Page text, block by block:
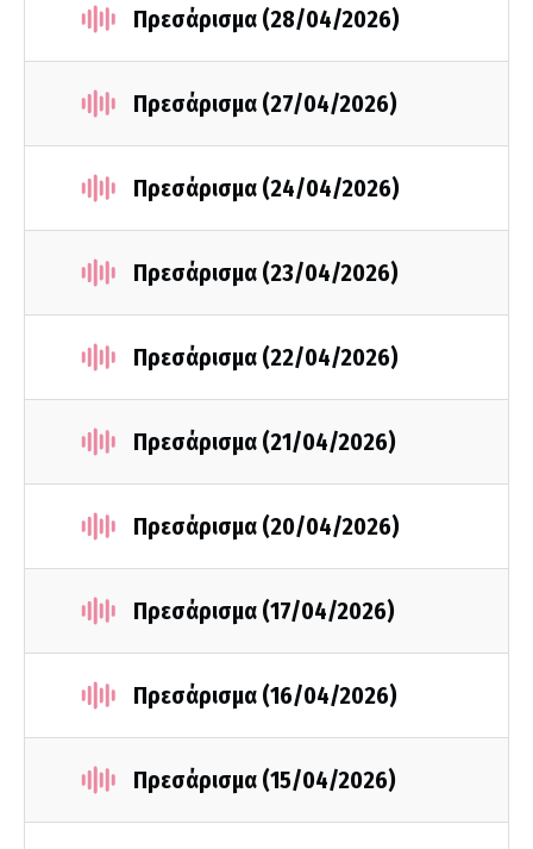
Πρεσάρισμα (28/04/2026)
Πρεσάρισμα (27/04/2026)
Πρεσάρισμα (24/04/2026)
Πρεσάρισμα (23/04/2026)
Πρεσάρισμα (22/04/2026)
Πρεσάρισμα (21/04/2026)
Πρεσάρισμα (20/04/2026)
Πρεσάρισμα (17/04/2026)
Πρεσάρισμα (16/04/2026)
Πρεσάρισμα (15/04/2026)